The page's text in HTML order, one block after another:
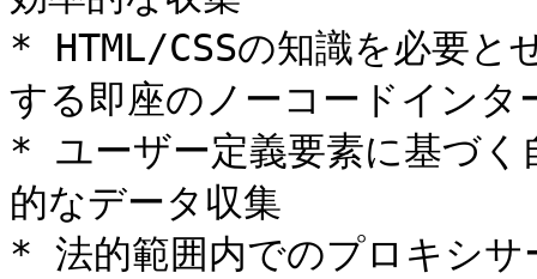
* HTML/CSSの知識を必要と
する即座のノーコードインタ
* ユーザー定義要素に基づく
的なデータ収集
* 法的範囲内でのプロキシサ